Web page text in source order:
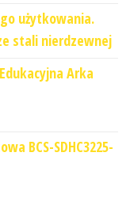
użytkowania.
stali nierdzewnej
Arka
BCS-SDHC3225-